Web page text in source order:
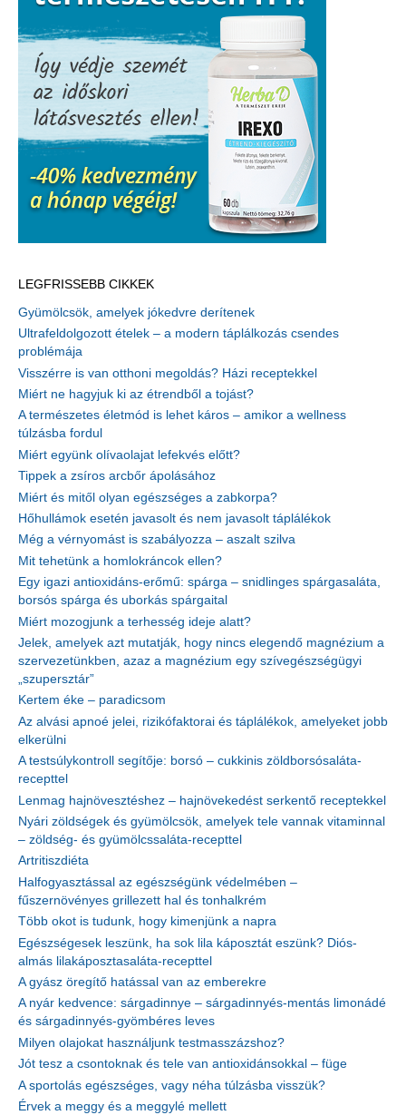
LEGFRISSEBB CIKKEK
Gyümölcsök, amelyek jókedvre derítenek
Ultrafeldolgozott ételek – a modern táplálkozás csendes
problémája
Visszérre is van otthoni megoldás? Házi receptekkel
Miért ne hagyjuk ki az étrendből a tojást?
A természetes életmód is lehet káros – amikor a wellness
túlzásba fordul
Miért együnk olívaolajat lefekvés előtt?
Tippek a zsíros arcbőr ápolásához
Miért és mitől olyan egészséges a zabkorpa?
Hőhullámok esetén javasolt és nem javasolt táplálékok
Még a vérnyomást is szabályozza – aszalt szilva
Mit tehetünk a homlokráncok ellen?
Egy igazi antioxidáns-erőmű: spárga – snidlinges spárgasaláta,
borsós spárga és uborkás spárgaital
Miért mozogjunk a terhesség ideje alatt?
Jelek, amelyek azt mutatják, hogy nincs elegendő magnézium a
szervezetünkben, azaz a magnézium egy szívegészségügyi
„szupersztár”
Kertem éke – paradicsom
Az alvási apnoé jelei, rizikófaktorai és táplálékok, amelyeket jobb
elkerülni
A testsúlykontroll segítője: borsó – cukkinis zöldborsósaláta-
recepttel
Lenmag hajnövesztéshez – hajnövekedést serkentő receptekkel
Nyári zöldségek és gyümölcsök, amelyek tele vannak vitaminnal
– zöldség- és gyümölcssaláta-recepttel
Artritiszdiéta
Halfogyasztással az egészségünk védelmében –
fűszernövényes grillezett hal és tonhalkrém
Több okot is tudunk, hogy kimenjünk a napra
Egészségesek leszünk, ha sok lila káposztát eszünk? Diós-
almás lilakáposztasaláta-recepttel
A gyász öregítő hatással van az emberekre
A nyár kedvence: sárgadinnye – sárgadinnyés-mentás limonádé
és sárgadinnyés-gyömbéres leves
Milyen olajokat használjunk testmasszázshoz?
Jót tesz a csontoknak és tele van antioxidánsokkal – füge
A sportolás egészséges, vagy néha túlzásba visszük?
Érvek a meggy és a meggylé mellett